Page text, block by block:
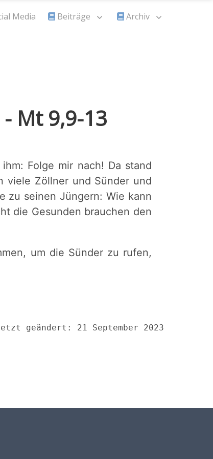
Media Beiträge Archiv
Mt 9,9-13
Folge mir nach! Da stand
viele Zöllner und Sünder und
zu seinen Jüngern: Wie kann
die Gesunden brauchen den
um die Sünder zu rufen,
geändert: 21 September 2023